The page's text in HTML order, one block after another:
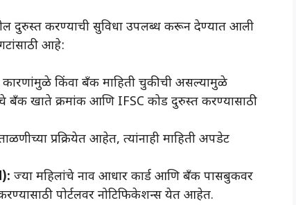
दुरुस्त करण्याची सुविधा उपलब्ध करून देण्यात आली
आहे:
कारणांमुळे किंवा बँक माहिती चुकीची असल्यामुळे
बँक खाते क्रमांक आणि IFSC कोड दुरुस्त करण्यासाठी
प्रक्रियेत आहेत, त्यांनाही माहिती अपडेट
ज्या महिलांचे नाव आधार कार्ड आणि बँक पासबुकवर
पोर्टलवर नोटिफिकेशन्स येत आहेत.